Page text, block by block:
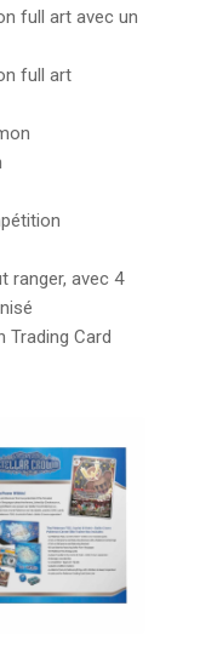
full art avec un
full art
ranger, avec 4
Trading Card